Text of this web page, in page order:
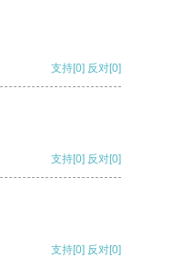
支持[0] 反对[0]
支持[0] 反对[0]
支持[0] 反对[0]